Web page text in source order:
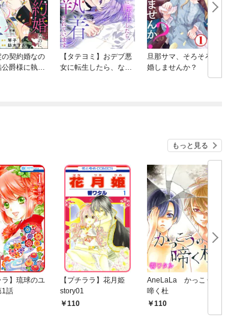
の契約婚なの
公爵様に執着
【タテヨミ】おデブ悪
女に転生したら、なぜ
旦那サマ、そろそろ離
婚しませんか？
もっと見る
ラ】琉球のユ
話
【プチララ】花月姫
story01
110
AneLaLa かっこうの
啼く杜
110